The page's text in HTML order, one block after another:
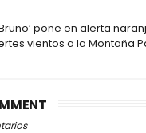
pone en alerta
vientos a la Montaña